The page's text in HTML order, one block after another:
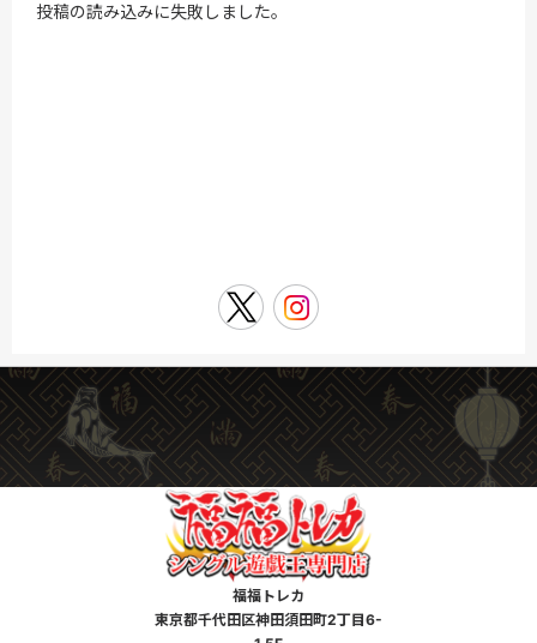
投稿の読み込みに失敗しました。
福福トレカ
東京都千代田区神田須田町2丁目6-